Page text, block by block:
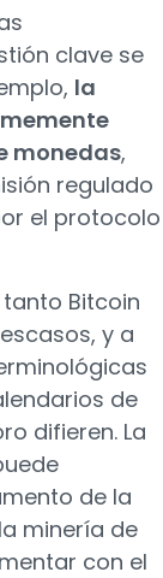
clave se
la
monedas,
regulado
el protocolo
Bitcoin
y a
de
difieren. La
de la
minería de
con el